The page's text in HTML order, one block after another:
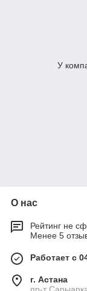
У
О нас
Рейтинг не
Менее 5
Работает с
г. Астана